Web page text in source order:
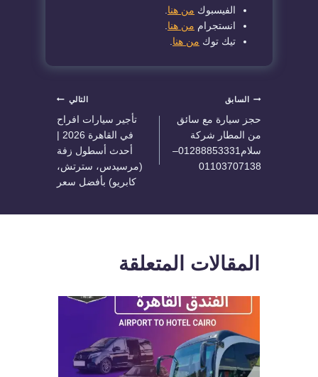
الفيسبوك من هنا
انستجرام من هنا
تيك توك من هنا
تصفّح
المقالات
السابق
حجز سيارة مع سائق
من المطار شركة
سلام01288853331–
01103707138
التالي
تأجير سيارات افراح
في القاهرة 2026 |
أحدث أسطول زفة
(مرسيدس، سترتش،
كابريو) بأفضل سعر
المقالات المتعلقة